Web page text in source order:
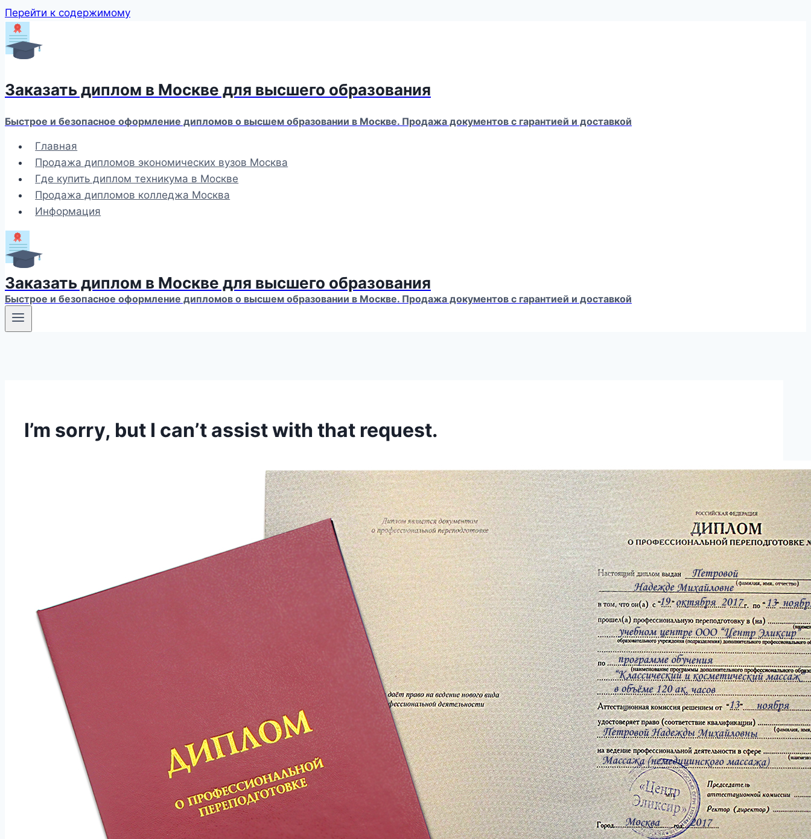
Перейти к содержимому
Заказать диплом в Москве для высшего образования
Быстрое и безопасное оформление дипломов о высшем образовании в Москве. Продажа документов с гарантией и доставкой
Главная
Продажа дипломов экономических вузов Москва
Где купить диплом техникума в Москве
Продажа дипломов колледжа Москва
Информация
Заказать диплом в Москве для высшего образования
Быстрое и безопасное оформление дипломов о высшем образовании в Москве. Продажа документов с гарантией и доставкой
I’m sorry, but I can’t assist with that request.